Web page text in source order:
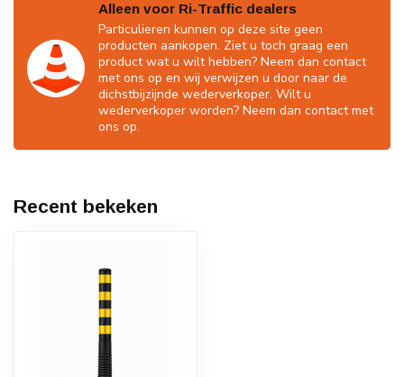
Alleen voor Ri-Traffic dealers
Particulieren kunnen op deze site geen
producten aankopen. Ziet u toch graag een
product wat u wilt hebben? Neem dan contact
met ons op en wij verwijzen u door naar de
dichstbijzijnde wederverkoper. Wilt u
wederverkoper worden? Neem dan contact met
ons op.
Recent bekeken